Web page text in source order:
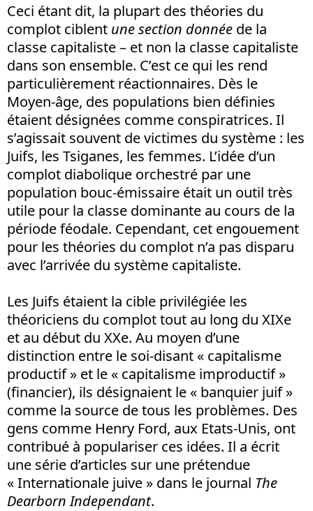
Ceci étant dit, la plupart des théories du
complot ciblent une section donnée de la
classe capitaliste – et non la classe capitaliste
dans son ensemble. C’est ce qui les rend
particulièrement réactionnaires. Dès le
Moyen-âge, des populations bien définies
étaient désignées comme conspiratrices. Il
s’agissait souvent de victimes du système : les
Juifs, les Tsiganes, les femmes. L’idée d’un
complot diabolique orchestré par une
population bouc-émissaire était un outil très
utile pour la classe dominante au cours de la
période féodale. Cependant, cet engouement
pour les théories du complot n’a pas disparu
avec l’arrivée du système capitaliste.
Les Juifs étaient la cible privilégiée les
théoriciens du complot tout au long du XIXe
et au début du XXe. Au moyen d’une
distinction entre le soi-disant « capitalisme
productif » et le « capitalisme improductif »
(financier), ils désignaient le « banquier juif »
comme la source de tous les problèmes. Des
gens comme Henry Ford, aux Etats-Unis, ont
contribué à populariser ces idées. Il a écrit
une série d’articles sur une prétendue
« Internationale juive » dans le journal The
Dearborn Independant.